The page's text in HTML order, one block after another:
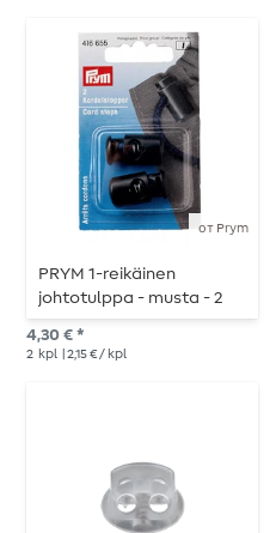
от Prym
PRYM 1-reikäinen
johtotulppa - musta - 2
kpl
4,30 € *
2 kpl | 2,15 € / kpl